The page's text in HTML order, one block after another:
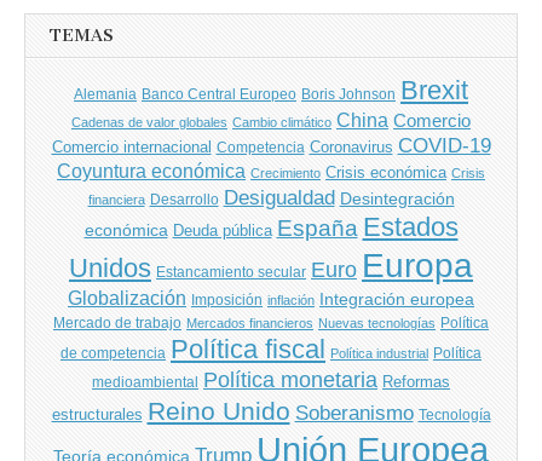
TEMAS
Alemania Banco Central Europeo Boris Johnson Brexit
Cadenas de valor globales Cambio climático China Comercio
Comercio internacional Competencia Coronavirus COVID-19
Coyuntura económica Crecimiento Crisis económica Crisis
financiera
Desarrollo Desigualdad Desintegración
económica Deuda pública España Estados
Unidos Estancamiento secular Euro Europa
Globalización Imposición inflación Integración europea
Mercado de trabajo Mercados financieros Nuevas tecnologías Política
de competencia Política fiscal Política industrial
Política
medioambiental Política monetaria Reformas
estructurales Reino Unido Soberanismo Tecnología
Teoría económica Trump Unión Europea